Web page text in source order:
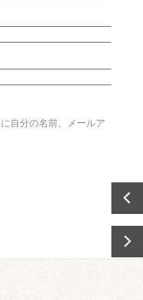
自分の名前、メールア